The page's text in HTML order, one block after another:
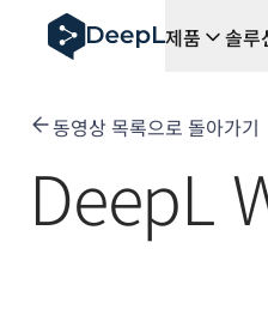
AI 에이전트용 DeepL
DeepL Translation Flow:
Translation Flow를 만나보
DeepL의 번역 품질 평가
고품질 텍스트 번역에서 실
Building an instantly
제품 솔루
동영상 목록으로 돌아가기
DeepL